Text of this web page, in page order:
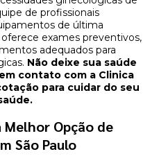
de profissionais
de última
exames preventivos,
adequados para
Não deixe sua saúde
contato com a Clinica
para cuidar do seu
Melhor Opção de
São Paulo